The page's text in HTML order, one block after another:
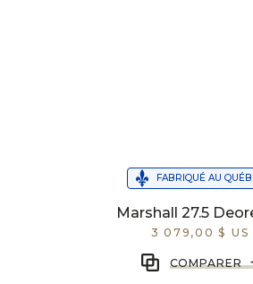
Marshall 27.5
3 079,00 $ US
FABRIQUÉ AU
COMPARER